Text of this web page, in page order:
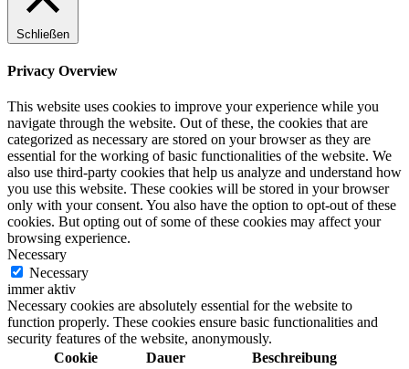
Schließen
Privacy Overview
This website uses cookies to improve your experience while you
navigate through the website. Out of these, the cookies that are
categorized as necessary are stored on your browser as they are
essential for the working of basic functionalities of the website. We
also use third-party cookies that help us analyze and understand how
you use this website. These cookies will be stored in your browser
only with your consent. You also have the option to opt-out of these
cookies. But opting out of some of these cookies may affect your
browsing experience.
Necessary
Necessary
immer aktiv
Necessary cookies are absolutely essential for the website to
function properly. These cookies ensure basic functionalities and
security features of the website, anonymously.
Cookie
Dauer Beschreibung